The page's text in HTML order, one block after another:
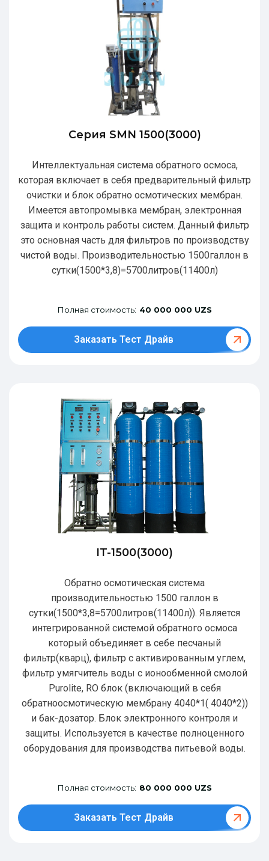
Серия SMN 1500(3000)
Интеллектуальная система обратного осмоса,
которая включает в себя предварительный фильтр
очистки и блок обратно осмотических мембран.
Имеется автопромывка мембран, электронная
защита и контроль работы систем. Данный фильтр
это основная часть для фильтров по производству
чистой воды. Производительностью 1500галлон в
сутки(1500*3,8)=5700литров(11400л)
Полная стоимость: 40 000 000 UZS
Заказать Тест Драйв
IT-1500(3000)
Обратно осмотическая система
производительностью 1500 галлон в
сутки(1500*3,8=5700литров(11400л)). Является
интегрированной системой обратного осмоса
который объединяет в себе песчаный
фильтр(кварц), фильтр с активированным углем,
фильтр умягчитель воды с ионообменной смолой
Purolite, RO блок (включающий в себя
обратноосмотическую мембрану 4040*1( 4040*2))
и бак-дозатор. Блок электронного контроля и
защиты. Используется в качестве полноценного
оборудования для производства питьевой воды.
Полная стоимость: 80 000 000 UZS
Заказать Тест Драйв